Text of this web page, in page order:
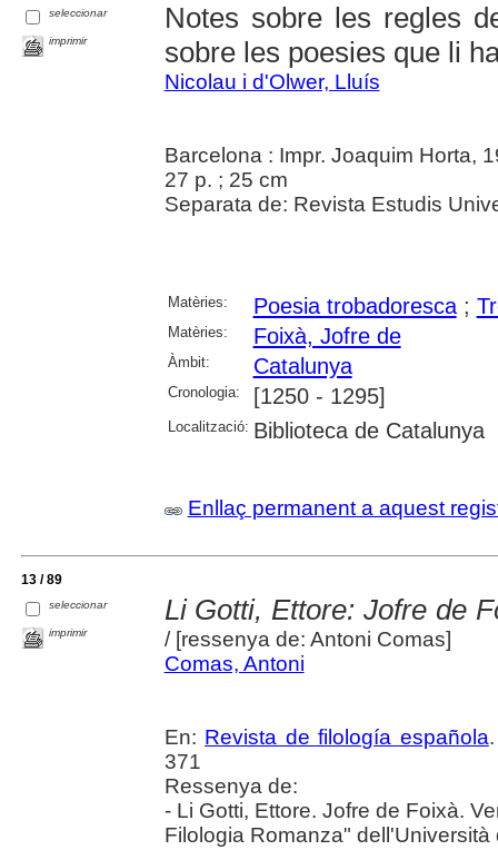
seleccionar
imprimir
Notes sobre les regles
sobre les poesies que li
Nicolau i d'Olwer, Lluís
Barcelona : Impr. Joaquim Horta,
27 p. ; 25 cm
Separata de: Revista Estudis
Matèries: Poesia trobadoresca;
Matèries: Foixà, Jofre de
Àmbit: Catalunya
Cronologia: [1250 - 1295]
Localització: Biblioteca de Catalunya
Enllaç permanent a aquest
13 / 89
seleccionar
imprimir
Li Gotti, Ettore: Jofre de
/ [ressenya de: Antoni Comas]
Comas, Antoni
En: Revista de filología española
371
Ressenya de:
- Li Gotti, Ettore. Jofre de Foixà.
Filologia Romanza" dell'Università